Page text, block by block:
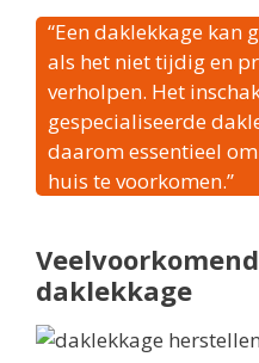
“Een daklekkage kan
als het niet tijdig en
verholpen. Het
gespecialiseerde
daarom essentieel
huis te voorkomen.”
daklekkage